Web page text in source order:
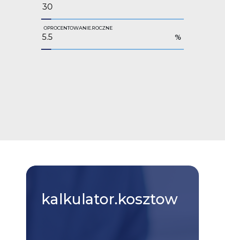
OPROCENTOWANIE.ROCZNE
%
kalkulator.kosztow